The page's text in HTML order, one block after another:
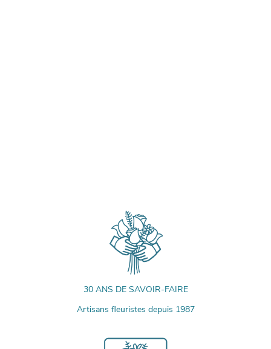
30 ANS DE SAVOIR-FAIRE
Artisans fleuristes depuis 1987